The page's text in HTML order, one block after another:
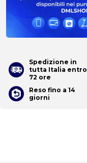
Spedizione in
tutta Italia entro
72 ore
Reso fino a 14
giorni